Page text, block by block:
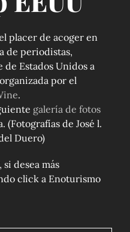
placer de acoger en
de periodistas,
Estados Unidos a
por el
.
galería de fotos
de José l.
Duero)
desea más
click a Enoturismo